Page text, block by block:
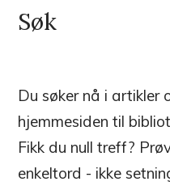
o
t
e
her:
Søk
Du søker nå i artikler
hjemmesiden til
Fikk du null treff?
enkeltord - ikke